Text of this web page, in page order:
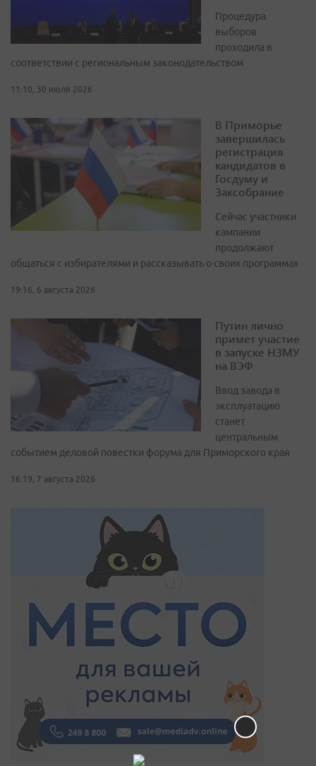
Процедура
выборов
проходила в
соответствии с региональным законодательством
11:10, 30 июля 2026
В Приморье
завершилась
регистрация
кандидатов в
Госдуму и
Заксобрание
Сейчас участники
кампании
продолжают
общаться с избирателями и рассказывать о своих программах
19:16, 6 августа 2026
Путин лично
примет участие
в запуске НЗМУ
на ВЭФ
Ввод завода в
эксплуатацию
станет
центральным
событием деловой повестки форума для Приморского края
16:19, 7 августа 2026